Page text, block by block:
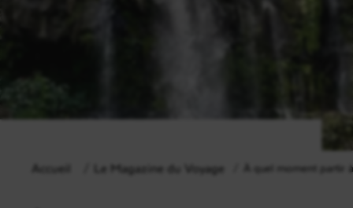
Accueil Le Magazine du Voyage À quel moment partir